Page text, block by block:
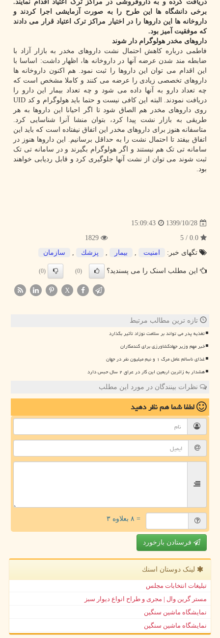
دریافت کرده و به داروفروشی در مراکز ترک اعتیاد اقدام نمایند.
برخی دانشگاه ها این طرح را به صورت آزمایشی اجرا کردند و
داروخانه ها این داروها را در اختیار مراکز ترک اعتیاد قرار می دادند
که موفقیت آمیز بود.
داروهای مخدر هولوگرام دار شوند
فاطمی درباره کاهش احتمال نشت داروهای مخدر به بازار آزاد با
ضابطه مند شدن عرضه آنها در داروخانه ها، اظهار داشت: اساسا با
این اقدام می توان این داروها را ثبت نمود. هم اکنون داروخانه ها
داروهای تخصصی زیادی را عرضه می کنند و کاملا مشخص است که
چه تعداد دارو به آنها داده می شود و چه تعداد بیمار این دارو را
دریافت نمودند. البته این کافی نیست و حتما باید هولوگرام و کد UID
روی داروهای مخدر هم الصاق شود تا اگر احیانا این داروها به هر
طریقی به بازار نشت پیدا کرد، بتوان منشا آنرا شناسایی کرد.
متاسفانه هنوز برای داروهای مخدر این اتفاق نیفتاده است که باید این
اتفاق بیفتد تا احتمال نشت را به حداقل برسانیم. این داروها هنوز در
سامانه تی تک هم نیستند و اگر هولوگرام بگیرند و در سامانه تی تک
ثبت شوند می توان از نشت آنها جلوگیری کرد و قابل ردیابی خواهند
بود.
1399/10/28
15:09:43
تگهای خبر:
امنیت , بیمار , پزشك , سازمان
این مطلب اسنک را می پسندید؟ (0)
(0)
X
تازه ترین مطالب مرتبط
تغذیه پدر می تواند بر سلامت نوزاد تأثیر بگذارد
خبر مهم وزیر جهادکشاورزی برای گندمکاران
غذای ناسالم عامل مرگ ۱ و نیم میلیون نفر در جهان
هشدار به زائرین اربعین این کار در عراق ۲ سال حبس دارد
نظرات بینندگان در مورد این مطلب
لطفا شما همنظر دهید
= ۸ بعلاوه ۳
فرستادن بازخورد
لینک دوستان اسنك
تبلیغات انتخابات مجلس
مستر گرین وال | مجری و طراح انواع دیوار سبز
نمایشگاه ماشین سنگین
نمایشگاه ماشین سنگین